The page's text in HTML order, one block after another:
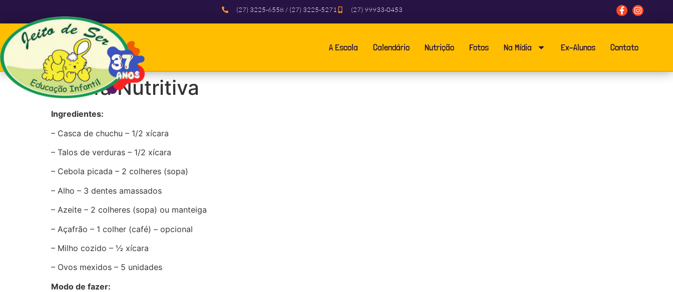
(27) 3225-6558 / (27) 3225-5271 (27) 99933-0453
A Escola Calendário Nutrição Fotos Na Mídia Ex-Alunos Contato
Farofa Nutritiva
Ingredientes:
– Casca de chuchu – 1/2 xícara
– Talos de verduras – 1/2 xícara
– Cebola picada – 2 colheres (sopa)
– Alho – 3 dentes amassados
– Azeite – 2 colheres (sopa) ou manteiga
– Açafrão – 1 colher (café) – opcional
– Milho cozido – ½ xícara
– Ovos mexidos – 5 unidades
Modo de fazer: